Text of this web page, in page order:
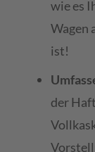
wie es
Wagen
ist!
der